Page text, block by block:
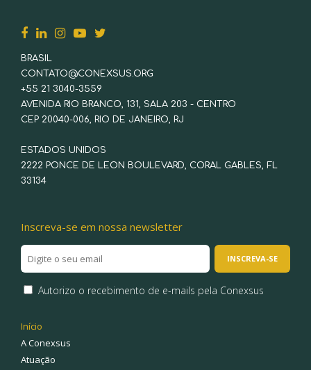
BRASIL
CONTATO@CONEXSUS.ORG
+55 21 3040-3559
AVENIDA RIO BRANCO, 131, SALA 203 - CENTRO
CEP 20040-006, RIO DE JANEIRO, RJ
ESTADOS UNIDOS
2222 PONCE DE LEON BOULEVARD, CORAL GABLES, FL
33134
Inscreva-se em nossa newsletter
Autorizo o recebimento de e-mails pela Conexsus
Início
A Conexsus
Atuação